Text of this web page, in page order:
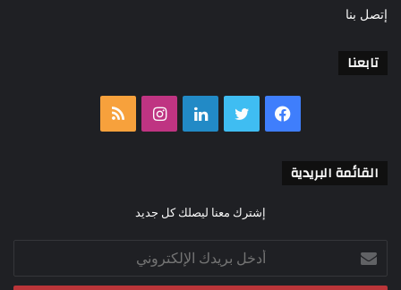
إتصل بنا
تابعنا
فيسبوك تويتر لينكدإن انستقرام
القائمة البريدية
إشترك معنا ليصلك كل جديد
بريدك
الإلكتروني